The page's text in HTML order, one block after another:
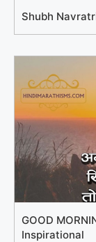
Shubh
GOOD
Inspirational